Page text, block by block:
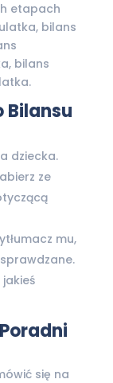
etapach
bilans
bilans
Bilansu
dziecka.
ze
mu,
się na